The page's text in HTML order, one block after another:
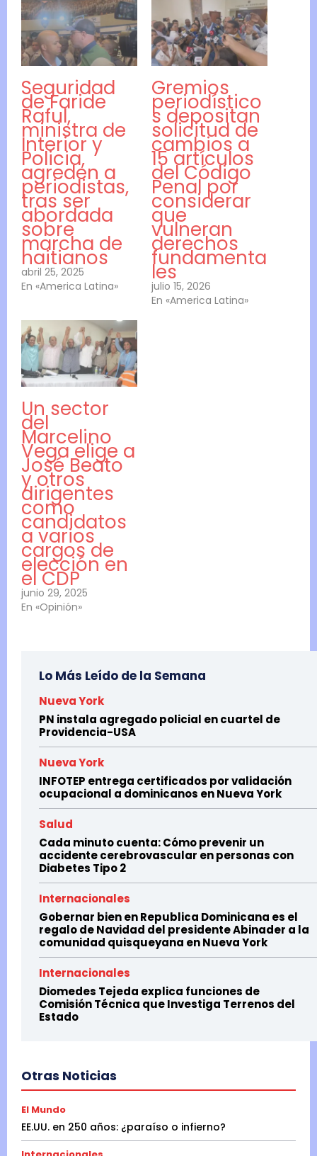
Seguridad
de Faride
Raful,
ministra de
Interior y
Policia,
agreden a
periodistas,
tras ser
abordada
sobre
marcha de
haitianos
abril 25, 2025
En «America Latina»
Gremios
periodístico
s depositan
solicitud de
cambios a
15 artículos
del Código
Penal por
considerar
que
vulneran
derechos
fundamenta
les
julio 15, 2026
En «America Latina»
Un sector
del
Marcelino
Vega elige a
José Beato
y otros
dirigentes
como
candidatos
a varios
cargos de
elección en
el CDP
junio 29, 2025
En «Opinión»
Lo Más Leído de la Semana
Nueva York
PN instala agregado policial en cuartel de
Providencia-USA
Nueva York
INFOTEP entrega certificados por validación
ocupacional a dominicanos en Nueva York
Salud
Cada minuto cuenta: Cómo prevenir un
accidente cerebrovascular en personas con
Diabetes Tipo 2
Internacionales
Gobernar bien en Republica Dominicana es el
regalo de Navidad del presidente Abinader a la
comunidad quisqueyana en Nueva York
Internacionales
Diomedes Tejeda explica funciones de
Comisión Técnica que Investiga Terrenos del
Estado
Otras Noticias
El Mundo
EE.UU. en 250 años: ¿paraíso o infierno?